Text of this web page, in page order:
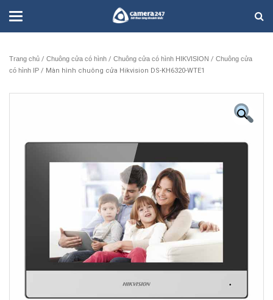
Trang chủ / Chuông cửa có hình / Chuông cửa có hình HIKVISION / Chuông cửa
có hình IP / Màn hình chuông cửa Hikvision DS-KH6320-WTE1